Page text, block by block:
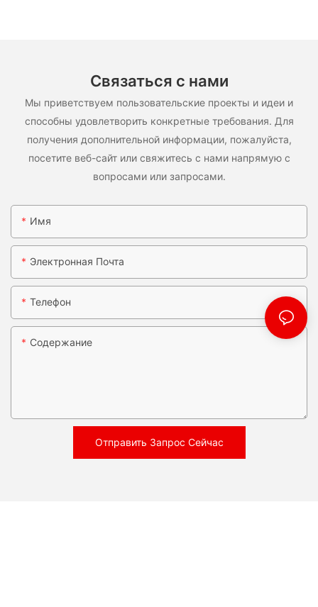
Связаться с нами
Мы приветствуем пользовательские проекты и идеи и
способны удовлетворить конкретные требования. Для
получения дополнительной информации, пожалуйста,
посетите веб-сайт или свяжитесь с нами напрямую с
вопросами или запросами.
Имя
Электронная Почта
Телефон
Содержание
Отправить Запрос Сейчас